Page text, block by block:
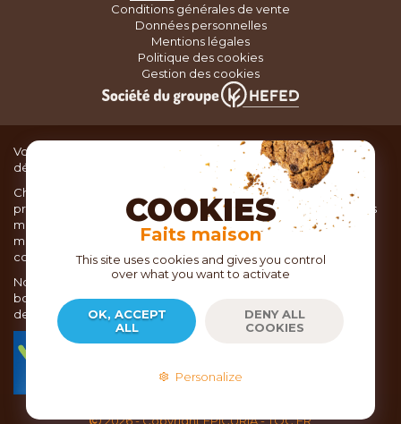
Conditions générales de vente
Données personnelles
Mentions légales
Politique des cookies
Gestion des cookies
Vous recherchez du matériel de cuisine pour concocter de
délicieux plats ou des pâtisseries dignes d’un grand chef ?
Chez TOC, boutique d’ustensiles de cuisine, nous vous
proposons une large sélection de produits issus des meilleures
marques de matériel de cuisine: Ustensiles de pâtisserie,
matériel de cuisson, service de table, ustensiles de cuisine,
coutellerie, set picnic.
Nous vous réservons un accueil chaleureux au sein de nos 21
boutiques, mais vous trouverez également tout votre matériel
de cuisine en ligne sur notre site internet toc.fr
commerce et de la vente à distance depuis 2018.
2026- Copyright EPICURIA - TOC.FR
COOKIES
Faits maison
This site uses cookies and gives you control
over what you want to activate
OK, ACCEPT
ALL
DENY ALL
COOKIES
Personalize